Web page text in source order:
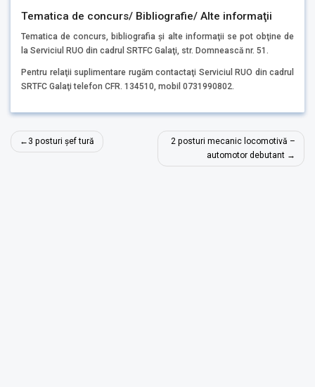
Tematica de concurs/ Bibliografie/ Alte informaţii
Tematica de concurs, bibliografia şi alte informaţii se pot obţine de
la Serviciul RUO din cadrul SRTFC Galaţi, str. Domnească nr. 51.
Pentru relaţii suplimentare rugăm contactaţi Serviciul RUO din cadrul
SRTFC Galaţi telefon CFR. 134510, mobil 0731990802.
Navigare
în
3 posturi șef tură
2 posturi mecanic locomotivă –
automotor debutant